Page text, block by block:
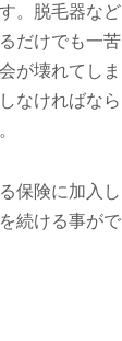
。脱毛器など
だけでも一苦
が壊れてしま
なければなら
保険に加入し
続ける事がで